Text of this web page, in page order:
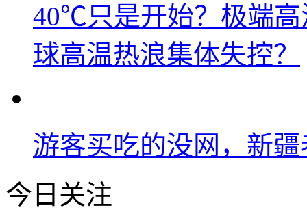
40℃只是开始？极端
球高温热浪集体失控？
游客买吃的没网，新
今日关注